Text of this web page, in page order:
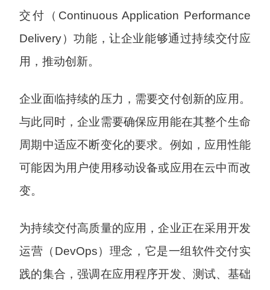
交付（Continuous Application Performance
Delivery）功能，让企业能够通过持续交付应
用，推动创新。
企业面临持续的压力，需要交付创新的应用。
与此同时，企业需要确保应用能在其整个生命
周期中适应不断变化的要求。例如，应用性能
可能因为用户使用移动设备或应用在云中而改
变。
为持续交付高质量的应用，企业正在采用开发
运营（DevOps）理念，它是一组软件交付实
践的集合，强调在应用程序开发、测试、基础